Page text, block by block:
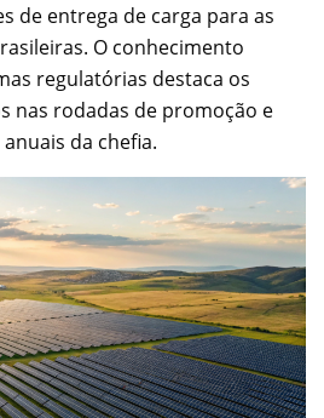
de entrega de carga para as
O conhecimento
regulatórias destaca os
nas rodadas de promoção e
da chefia.